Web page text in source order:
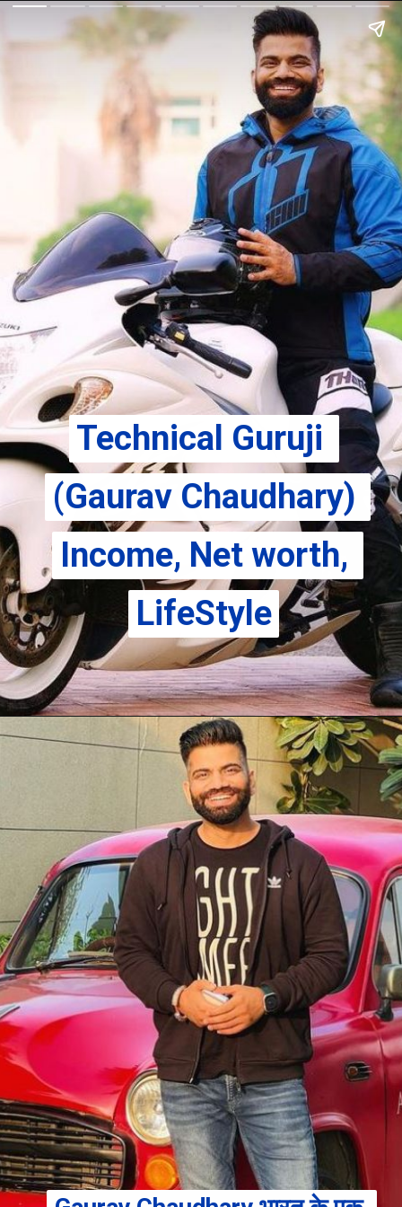
Technical Guruji
(Gaurav Chaudhary)
Income, Net worth,
LifeStyle
Technical Guruji
(Gaurav Chaudhary)
Income, Net worth,
LifeStyle